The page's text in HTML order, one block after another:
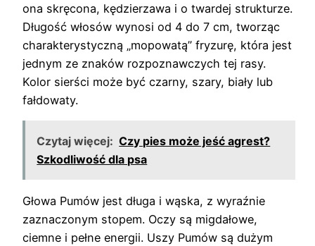
ona skręcona, kędzierzawa i o twardej strukturze.
Długość włosów wynosi od 4 do 7 cm, tworząc
charakterystyczną „mopowatą” fryzurę, która jest
jednym ze znaków rozpoznawczych tej rasy.
Kolor sierści może być czarny, szary, biały lub
fałdowaty.
Czytaj więcej: Czy pies może jeść agrest?
Szkodliwość dla psa
Głowa Pumów jest długa i wąska, z wyraźnie
zaznaczonym stopem. Oczy są migdałowe,
ciemne i pełne energii. Uszy Pumów są dużym